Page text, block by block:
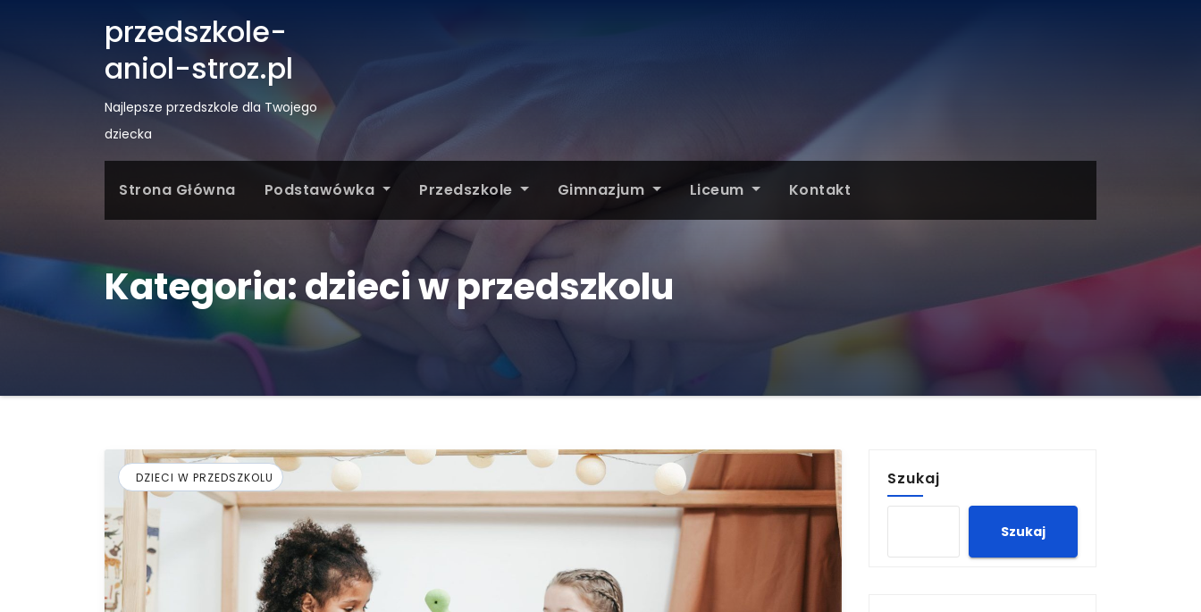
przedszkole-
aniol-stroz.pl
Najlepsze przedszkole dla Twojego
dziecka
Strona Główna Podstawówka Przedszkole Gimnazjum Liceum Kontakt
Kategoria:dzieci w przedszkolu
DZIECI W PRZEDSZKOLU Szukaj
Szukaj